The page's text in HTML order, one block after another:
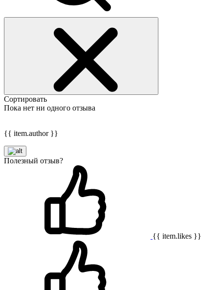
Сортировать
Пока нет ни одного отзыва
{{ item.author }}
Полезный отзыв?
{{ item.likes }}